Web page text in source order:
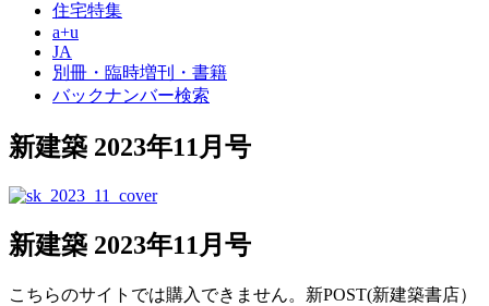
住宅特集
a+u
JA
別冊・臨時増刊・書籍
バックナンバー検索
新建築 2023年11月号
新建築 2023年11月号
こちらのサイトでは購入できません。新POST(新建築書店）